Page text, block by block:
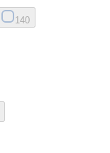
140